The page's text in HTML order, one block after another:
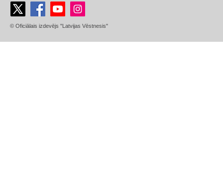
© Oficiālais izdevējs "Latvijas Vēstnesis"